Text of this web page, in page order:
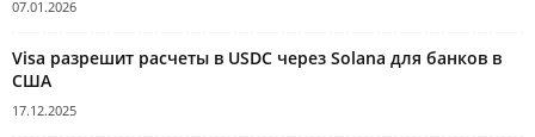
07.01.2026
Visa разрешит расчеты в USDC через Solana для банков в
США
17.12.2025